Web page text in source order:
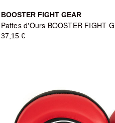
BOOSTER FIGHT GEAR
37,15 €